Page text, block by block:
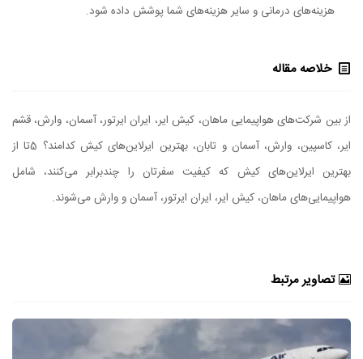
هزینه‌های درمانی و سایر هزینه‌های شما پوشش داده شود.
خلاصه مقاله
از بین شرکت‌های هواپیمایی ماهان، کیش ایر، ایران ایرتور، آسمان، وارش، قشم
ایر، کاسپین، وارش، آسمان و تابان، بهترین ایرلاین‌های کیش کدامند؟ 5تا از
بهترین ایرلاین‌های کیش که کیفیت سفرتان را چندبرابر می‌کنند، شامل
هواپیمایی‌های ماهان، کیش ایر، ایران ایرتور، آسمان و وارش می‌شوند.
تصاویر مرتبط